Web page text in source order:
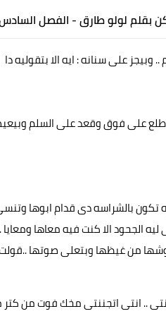
بقلم لولو طارق - الفصل السادس
على سنانه : ايه الا بتقوليه دا
على فوق وقعد على السلم
تكون بالشراسه دى قدام
ليه الجحود الا كنت فيه معاها
من غيظها وبتعلى صوتها ..قولت
.. انتى اتجننتى مخك فوت من